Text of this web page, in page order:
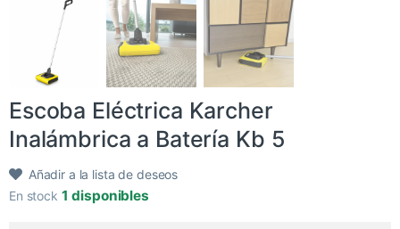
Escoba Eléctrica Karcher
Inalámbrica a Batería Kb 5
Añadir a la lista de deseos
En stock 1 disponibles